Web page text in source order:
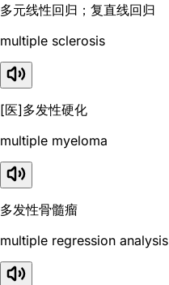
多元线性回归；复直线回归
multiple sclerosis
[医]多发性硬化
multiple myeloma
多发性骨髓瘤
multiple regression analysis